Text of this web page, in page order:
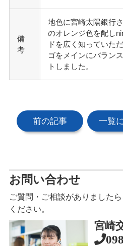
備
考
地色に宮崎太陽銀行
のオレンジ色を配し
ドを広く知っていた
ゴをメインにバラン
トしました。
前の記事 一覧
お問い合わせ
ご質問・ご相談がありました
ください。
宮崎